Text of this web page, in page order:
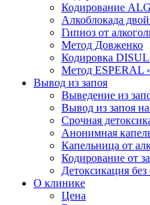
Кодирование
Алкоблокада
Гипноз от
Метод Довженко
Кодировка
Метод ESPERAL
Вывод из запоя
Выведение из
Вывод из запоя
Срочная
Анонимная
Капельница от
Кодирование от
Детоксикация без
О клинике
Цена